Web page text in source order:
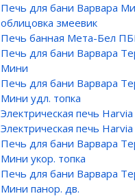
Печь для бани Варвара
облицовка змеевик
Печь банная Мета-Бел
Печь для бани Варвара
Мини
Печь для бани Варвара
Мини удл. топка
Электрическая печь
Электрическая печь
Печь для бани Варвара
Мини укор. топка
Печь для бани Варвара
Мини панор. дв.